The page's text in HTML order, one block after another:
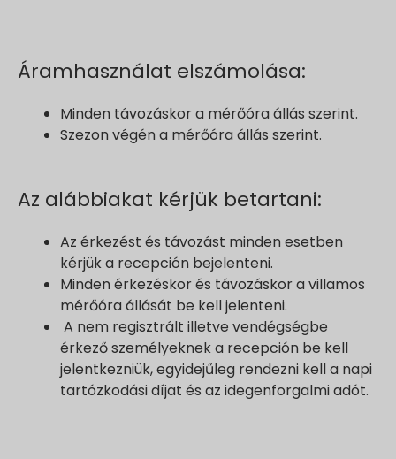
Áramhasználat elszámolása:
Minden távozáskor a mérőóra állás szerint.
Szezon végén a mérőóra állás szerint.
Az alábbiakat kérjük betartani:
Az érkezést és távozást minden esetben
kérjük a recepción bejelenteni.
Minden érkezéskor és távozáskor a villamos
mérőóra állását be kell jelenteni.
A nem regisztrált illetve vendégségbe
érkező személyeknek a recepción be kell
jelentkezniük, egyidejűleg rendezni kell a napi
tartózkodási díjat és az idegenforgalmi adót.